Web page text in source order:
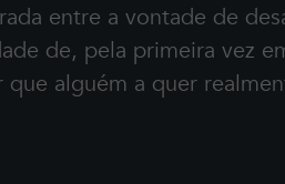
entre a vontade de
de, pela primeira vez
que alguém a quer